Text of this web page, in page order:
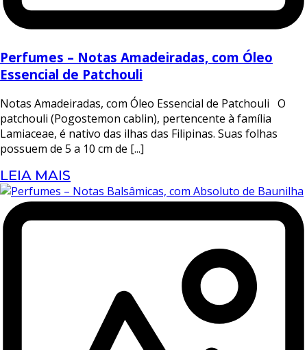
Perfumes – Notas Amadeiradas, com Óleo
Essencial de Patchouli
Notas Amadeiradas, com Óleo Essencial de Patchouli O
patchouli (Pogostemon cablin), pertencente à família
Lamiaceae, é nativo das ilhas das Filipinas. Suas folhas
possuem de 5 a 10 cm de [...]
LEIA MAIS